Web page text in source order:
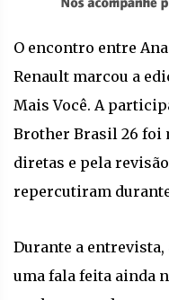
O encontro entre
Renault marcou a
Mais Você. A
Brother Brasil 26 foi
diretas e pela
repercutiram
Durante a
uma fala feita ainda